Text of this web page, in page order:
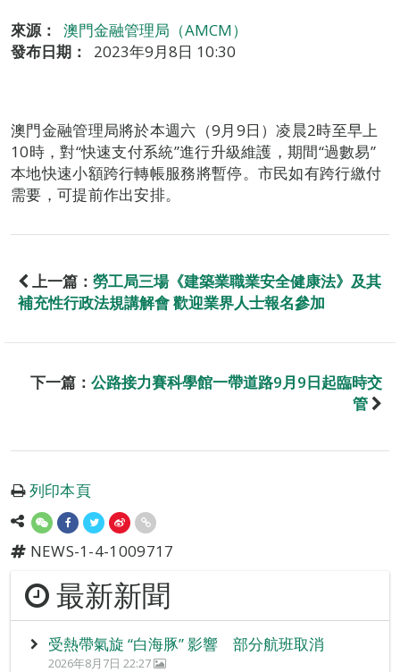
來源：
澳門金融管理局（AMCM）
發布日期：
2023年9月8日 10:30
澳門金融管理局將於本週六（9月9日）凌晨2時至早上
10時，對“快速支付系統”進行升級維護，期間“過數易”
本地快速小額跨行轉帳服務將暫停。市民如有跨行繳付
需要，可提前作出安排。
上一篇： 勞工局三場《建築業職業安全健康法》及其
補充性行政法規講解會 歡迎業界人士報名參加
下一篇： 公路接力賽科學館一帶道路9月9日起臨時交
管
列印本頁
NEWS-1-4-1009717
最新新聞
受熱帶氣旋 “白海豚” 影響 部分航班取消
2026年8月7日 22:27